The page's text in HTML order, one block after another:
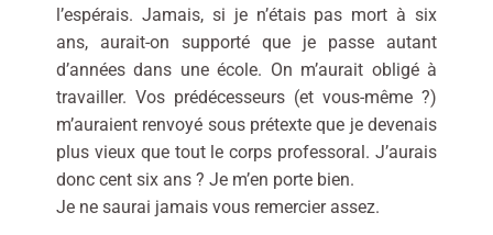
l’espérais. Jamais, si je n’étais pas mort à six
ans, aurait-on supporté que je passe autant
d’années dans une école. On m’aurait obligé à
travailler. Vos prédécesseurs (et vous-même ?)
m’auraient renvoyé sous prétexte que je devenais
plus vieux que tout le corps professoral. J’aurais
donc cent six ans ? Je m’en porte bien.
Je ne saurai jamais vous remercier assez.